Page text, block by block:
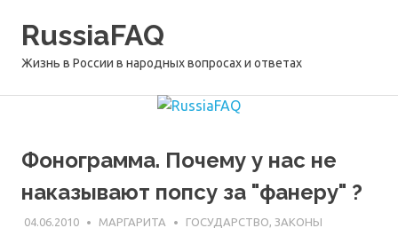
RussiaFAQ
Жизнь в России в народных вопросах и ответах
Фонограмма. Почему у нас не
наказывают попсу за "фанеру" ?
04.06.2010 МАРГАРИТА ГОСУДАРСТВО, ЗАКОНЫ